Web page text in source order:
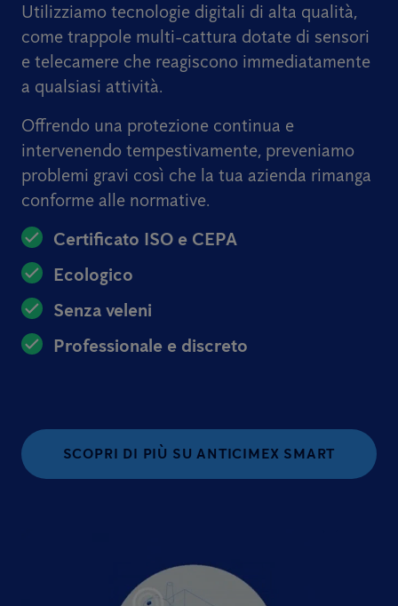
Utilizziamo tecnologie digitali di alta qualità,
come trappole multi-cattura dotate di sensori
e telecamere che reagiscono immediatamente
a qualsiasi attività.
Offrendo una protezione continua e
intervenendo tempestivamente, preveniamo
problemi gravi così che la tua azienda rimanga
conforme alle normative.
Certificato ISO e CEPA
Ecologico
Senza veleni
Professionale e discreto
SCOPRI DI PIÙ SU ANTICIMEX SMART